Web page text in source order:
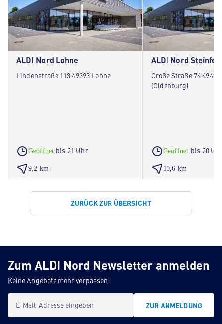
ALDI Nord Lohne
Lindenstraße 113 49393 Lohne
Geöffnet bis 21 Uhr
9,2 km
ALDI Nord
Große Straße 74
(Oldenburg)
Geöffnet bis 20
10,6 km
ZURÜCK ZUR ÜBERSICHT
Zum ALDI Nord Newsletter anmelden
Keine Angebote mehr verpassen!
E-Mail-Adresse eingeben ZUR ANMELDUNG